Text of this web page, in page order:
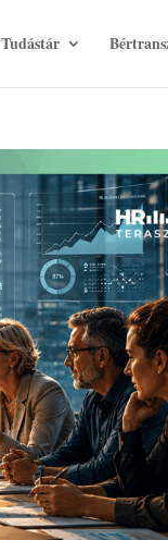
Tudástár